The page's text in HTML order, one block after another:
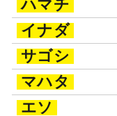
ハマチ
イナダ
サゴシ
マハタ
エソ